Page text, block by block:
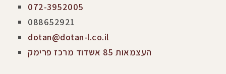
072-3952005
088652921
dotan@dotan-l.co.il
העצמאות 85 אשדוד מרכז פרימק